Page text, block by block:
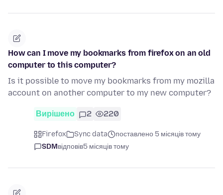
How can I move my bookmarks from firefox on an old
computer to this computer?
Is it possible to move my bookmarks from my mozilla
account on another computer to my new computer?
Вирішено 2 220
Firefox Sync data
поставлено 5 місяців тому
SDMвідповів5 місяців тому